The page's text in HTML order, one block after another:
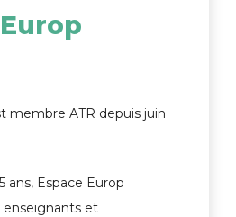
membre ATR depuis juin
ans, Espace Europ
enseignants et